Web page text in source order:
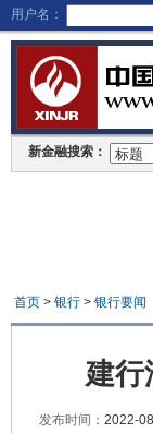
用户名：
新金融搜索：
首页> 银行> 银行要闻
建行
发布时间： 2022-